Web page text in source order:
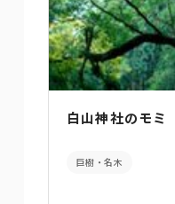
白山神社のモミ
巨樹・名木